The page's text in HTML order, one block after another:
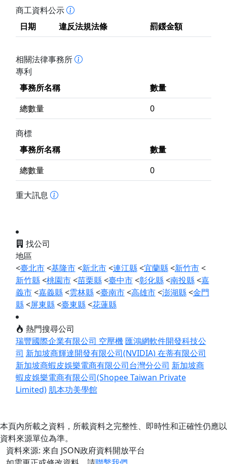
商工資料公示
日期
違反法規法條 罰鍰金額
相關法律事務所
專利
事務所名稱
數量
總數量
0
商標
事務所名稱
數量
總數量
0
重大訊息
找公司
地區
<臺北市<基隆市<新北市<連江縣<宜蘭縣<新竹市<
新竹縣<桃園市<苗栗縣<臺中市<彰化縣<南投縣<嘉
義市<嘉義縣<雲林縣<臺南市<高雄市<澎湖縣<金門
縣<屏東縣<臺東縣<花蓮縣
熱門搜尋公司
瑞豐國際企業有限公司 空壓機 匯鴻網軟件開發科技公
司 新加坡商輝達開發有限公司(NVIDIA)在蒂有限公司
新加坡商蝦皮娛樂電商有限公司台灣分公司 新加坡商
蝦皮娛樂電商有限公司(Shopee Taiwan Private
Limited) 肌本功美學館
本頁內所載之資料，所載資料之完整性、即時性和正確性仍應以
資料來源單位為準。
資料來源: 來自 JSON政府資料開放平台